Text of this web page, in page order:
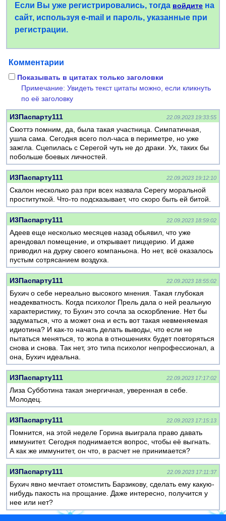
Если Вы уже регистрировались, тогда войдите на
сайт, используя e-mail и пароль, указанные при
регистрации.
Комментарии
Показывать в цитатах только заголовки
Примечание: Увидеть текст цитаты можно, если кликнуть
по её заголовку
И3Паспарту111 22.09.2023 19:33:55
Скюттэ помним, да, была такая участница. Симпатичная,
ушла сама. Сегодня всего пол-часа в периметре, но уже
зажгла. Сцепилась с Серегой чуть не до драки. Ух, таких бы
побольше боевых личностей.
И3Паспарту111 22.09.2023 19:12:10
Скалон несколько раз при всех назвала Серегу моральной
пpocтитyткой. Что-то подсказывает, что скоро быть ей битой.
И3Паспарту111 22.09.2023 18:59:02
Адеев еще несколько месяцев назад обьявил, что уже
арендовал помещение, и открывает пиццерию. И даже
приводил на дурку своего компаньона. Но нет, всё оказалось
пустым сотрясанием воздуха.
И3Паспарту111 22.09.2023 18:55:02
Бухич о себе нереально высокого мнения. Такая глубокая
неадекватность. Когда психолог Прель дала о ней реальную
характеристику, то Бухич это сочла за оскорбление. Нет бы
задуматься, что а может она и есть вот такая невменяемая
идиотина? И как-то начать делать выводы, что если не
пытаться меняться, то жоna в отношениях будет повторяться
снова и снова. Так нет, это типа психолог непрофессионал, а
она, Бухич идеальна.
И3Паспарту111 22.09.2023 17:17:02
Лиза Субботина такая энергичная, уверенная в себе.
Молодец.
И3Паспарту111 22.09.2023 17:15:13
Помнится, на этой неделе Горина выиграла право давать
иммунитет. Сегодня поднимается вопрос, чтобы её выгнать.
А как же иммунитет, он что, в расчет не принимается?
И3Паспарту111 22.09.2023 17:11:37
Бухич явно мечтает отомстить Барзикову, сделать ему какую-
нибудь пакость на прощание. Даже интересно, получится у
нее или нет?